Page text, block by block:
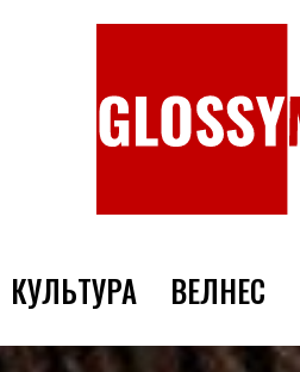
КУЛЬТУРА ВЕЛНЕС